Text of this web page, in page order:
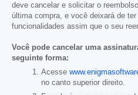
deve cancelar e solicitar o
última compra, e você deixará de
funcionalidades assim que o seu
Você pode cancelar uma
seguinte forma:
Acesse
no canto superior direito.